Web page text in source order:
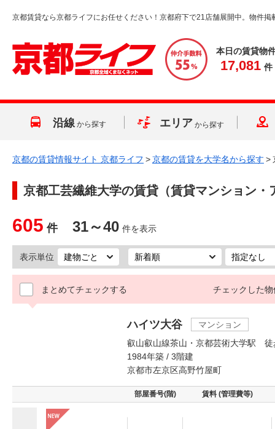
京都賃貸なら京都ライフにお任せください！京都府下で21店舗展開中。物件掲
本日の賃貸物
17,081 件
沿線 から探す エリア から探す
京都の賃貸情報サイト 京都ライフ >京都の賃貸を大学名から探す >
京都工芸繊維大学の賃貸（賃貸マンション・
605 件 31～40 件を表示
表示単位
まとめてチェックする チェックした物
ハイツ大谷
マンション
叡山叡山線茶山・京都芸術大学駅 徒
1984年築 / 3階建
京都市左京区高野竹屋町
部屋番号(階) 賃料 (管理費等)